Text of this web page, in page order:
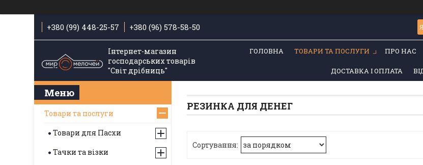
+380 (99) 448-25-57 +380 (96) 578-58-50
Інтернет-магазин
господарських товарів
"Світ дрібниць"
ГОЛОВНА ТОВАРИ ТА ПОСЛУГИ ПРО НАС
ДОСТАВКА І ОПЛАТА
РЕЗИНКА ДЛЯ ДЕНЕГ
Товари та послуги
Товари для Пасхи
Тачки та візки